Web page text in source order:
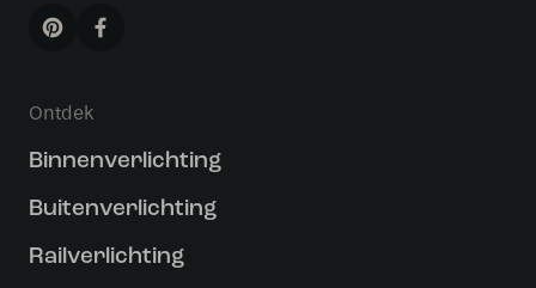
Ontdek
Binnenverlichting
Buitenverlichting
Railverlichting